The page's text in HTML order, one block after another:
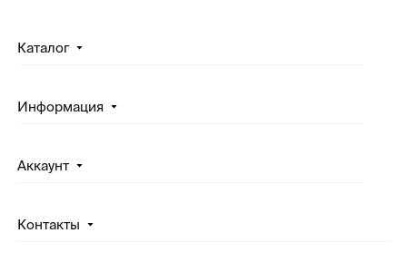
Каталог
Информация
Аккаунт
Контакты